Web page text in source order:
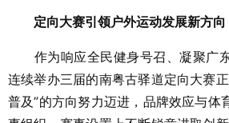
定向大赛引领户外运动发展新方向
作为响应全民健身号召、凝聚广
连续举办三届的南粤古驿道定向大赛
普及”的方向努力迈进，品牌效应与体